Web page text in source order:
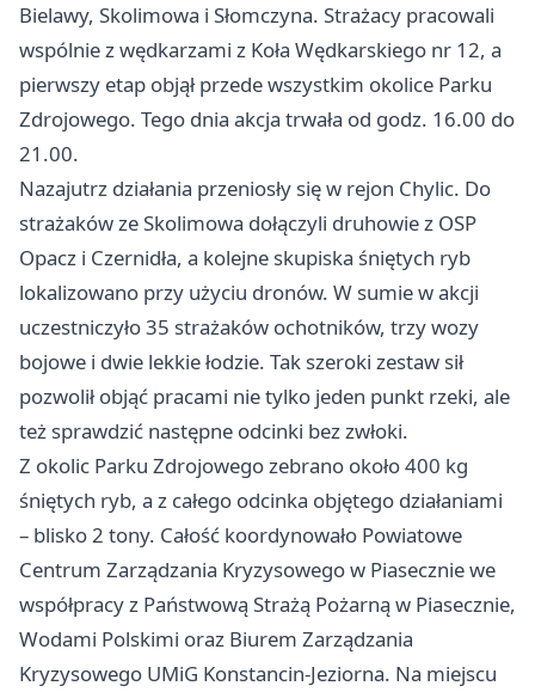
Bielawy, Skolimowa i Słomczyna. Strażacy pracowali
wspólnie z wędkarzami z Koła Wędkarskiego nr 12, a
pierwszy etap objął przede wszystkim okolice Parku
Zdrojowego. Tego dnia akcja trwała od godz. 16.00 do
21.00.
Nazajutrz działania przeniosły się w rejon Chylic. Do
strażaków ze Skolimowa dołączyli druhowie z OSP
Opacz i Czernidła, a kolejne skupiska śniętych ryb
lokalizowano przy użyciu dronów. W sumie w akcji
uczestniczyło 35 strażaków ochotników, trzy wozy
bojowe i dwie lekkie łodzie. Tak szeroki zestaw sił
pozwolił objąć pracami nie tylko jeden punkt rzeki, ale
też sprawdzić następne odcinki bez zwłoki.
Z okolic Parku Zdrojowego zebrano około 400 kg
śniętych ryb, a z całego odcinka objętego działaniami
– blisko 2 tony. Całość koordynowało Powiatowe
Centrum Zarządzania Kryzysowego w Piasecznie we
współpracy z Państwową Strażą Pożarną w Piasecznie,
Wodami Polskimi oraz Biurem Zarządzania
Kryzysowego UMiG Konstancin-Jeziorna. Na miejscu